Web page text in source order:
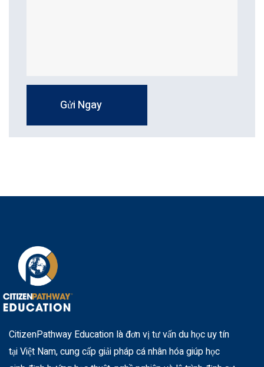
Gửi Ngay
CitizenPathway Education là đơn vị tư vấn du học uy tín
tại Việt Nam, cung cấp giải pháp cá nhân hóa giúp học